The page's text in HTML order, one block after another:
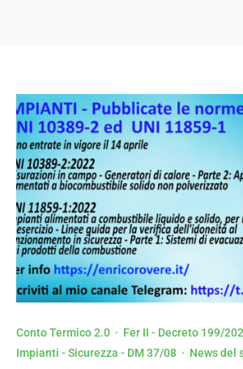
Conto Termico 2.0 · Fer II - Decreto 199/
Impianti - Sicurezza - DM 37/08 · News del